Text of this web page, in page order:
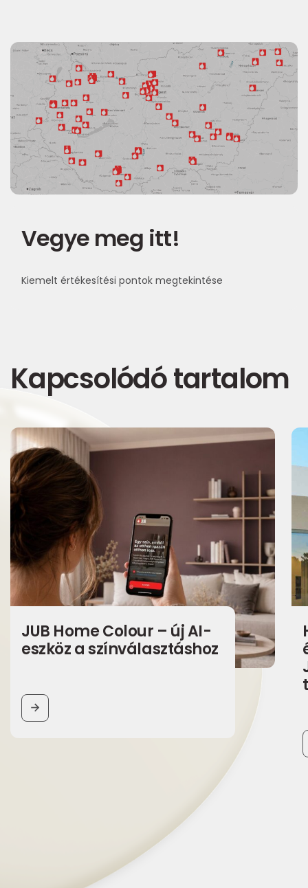
Vegye meg itt!
Kiemelt értékesítési pontok megtekintése
Kapcsolódó tartalom
JUB Home Colour – új AI-
eszköz a színválasztáshoz
BUTTON